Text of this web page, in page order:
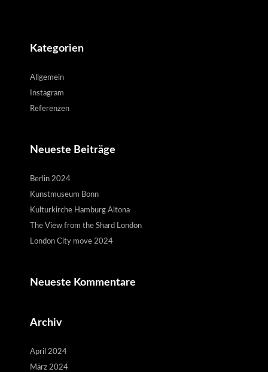
Kategorien
Allgemein
Instagram
Referenzen
Neueste Beiträge
Berlin 2024
Kunstmuseum Bonn
Kulturkirche Hamburg Altona
The View from the Shard London
London City move 2024
Neueste Kommentare
Archiv
April 2024
März 2024